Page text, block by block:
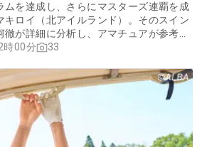
ムを達成し、さらにマスターズ連覇を成
キロイ（北アイルランド）。そのスイン
が詳細に分析し、アマチュアが参考に
てもらった。
時00分 33